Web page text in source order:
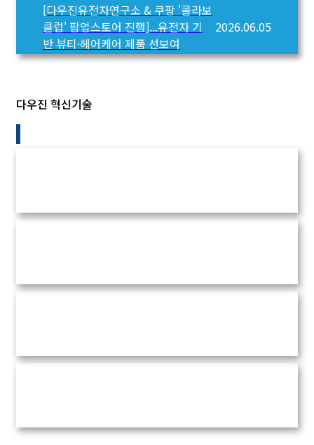
[다우진유전자연구소 & 쿠팡 '콜라보
클럽' 팝업스토어 진행]...유전자 기
반 뷰티·헤어케어 제품 선보여
2026.06.05
다우진 혁신기술